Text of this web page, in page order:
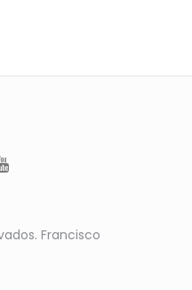
Francisco